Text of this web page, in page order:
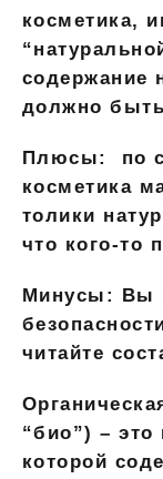
косметика,
содержание
должно
Плюсы: по
косметика
толики
что кого-то
Минусы:
Вы
читайте
“био”) – это
которой